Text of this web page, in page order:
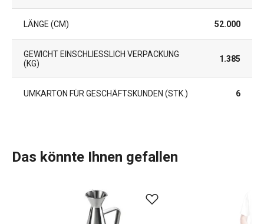
LÄNGE (CM) 52.000
GEWICHT EINSCHLIESSLICH VERPACKUNG (
KG)
1.385
UMKARTON FÜR GESCHÄFTSKUNDEN (STK.) 6
Das könnte Ihnen gefallen